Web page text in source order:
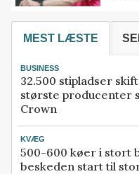
MEST LÆSTE
BUSINESS
32.500 stipladser
største producenter
Crown
KVÆG
500-600 køer i stort
beskeden start til